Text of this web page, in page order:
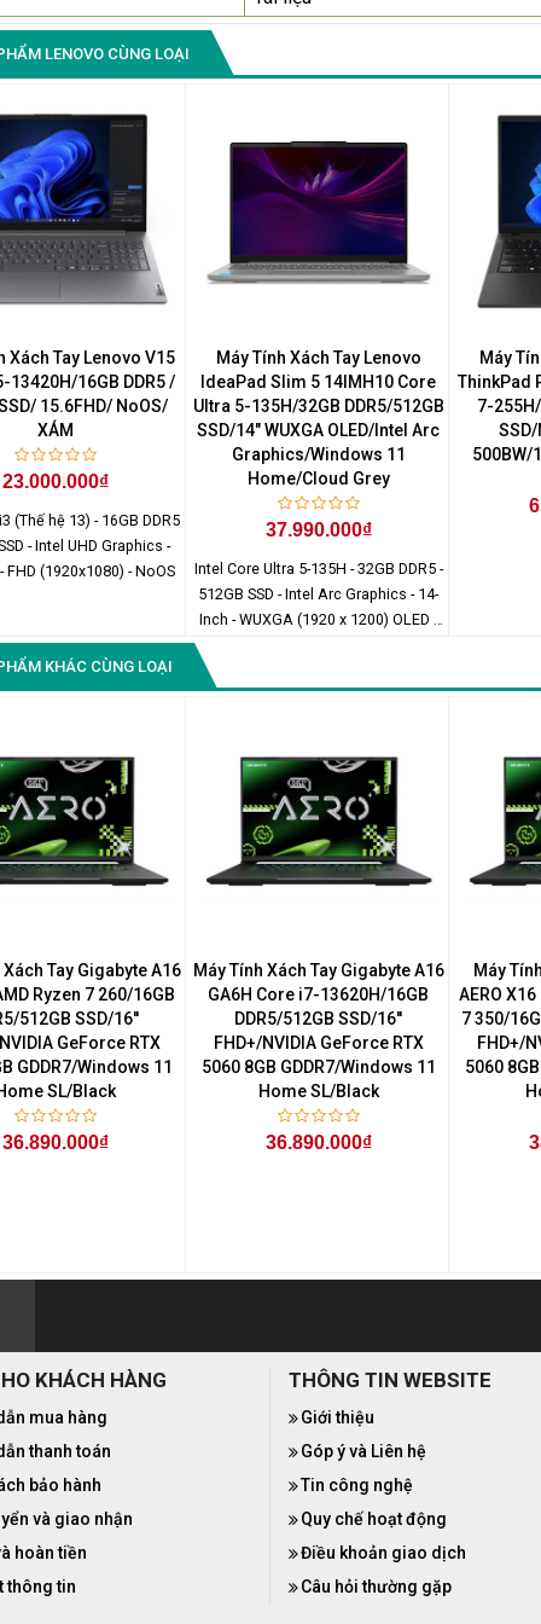
LENOVO CÙNG LOẠI
Xách Tay Lenovo V15
13420H/16GB DDR5 /
15.6FHD/ NoOS/
XÁM
23.000.000₫
(Thế hệ 13) - 16GB DDR5
- Intel UHD Graphics -
FHD (1920x1080) - NoOS
Máy Tính Xách Tay Lenovo
IdeaPad Slim 5 14IMH10 Core
Ultra 5-135H/32GB DDR5/512GB
SSD/14" WUXGA OLED/Intel Arc
Graphics/Windows 11
Home/Cloud Grey
37.990.000₫
Intel Core Ultra 5-135H - 32GB DDR5 -
512GB SSD - Intel Arc Graphics - 14-
Inch - WUXGA (1920 x 1200) OLED -
Máy
ThinkPad
7-
SSD/
500BW/
KHÁC CÙNG LOẠI
Tay Gigabyte A16
Ryzen 7 260/16GB
512GB SSD/16''
GeForce RTX
GDDR7/Windows 11
SL/Black
36.890.000₫
Máy Tính Xách Tay Gigabyte A16
GA6H Core i7-13620H/16GB
DDR5/512GB SSD/16''
FHD+/NVIDIA GeForce RTX
5060 8GB GDDR7/Windows 11
Home SL/Black
36.890.000₫
Máy
AERO
7 350/
FHD+/
5060
KHÁCH HÀNG
mua hàng
thanh toán
bảo hành
và giao nhận
hoàn tiền
thông tin
THÔNG TIN WEBSITE
Giới thiệu
Góp ý và Liên hệ
Tin công nghệ
Quy chế hoạt động
Điều khoản giao dịch
Câu hỏi thường gặp